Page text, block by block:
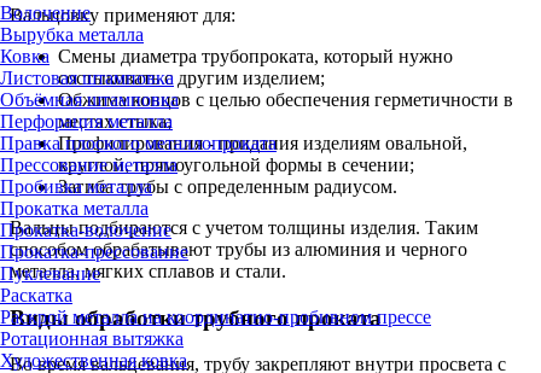
Волочение
Вырубка металла
Ковка
Листовая штамповка
Объёмная штамповка
Перфорация металла
Правка плоского металлопроката
Прессование металла
Пробивка металла
Прокатка металла
Прокатка-волочение
Прокатка-прессование
Пуклевание
Раскатка
Раскрой металла на координатно-пробивном прессе
Ротационная вытяжка
Художественная ковка
Вальцовку применяют для:
Смены диаметра трубопроката, который нужно
состыковать с другим изделием;
Обжима концов с целью обеспечения герметичности в
местах стыка;
Профилирования - придания изделиям овальной,
круглой, прямоугольной формы в сечении;
Загиба трубы с определенным радиусом.
Вальцы подбираются с учетом толщины изделия. Таким
способом обрабатывают трубы из алюминия и черного
металла, мягких сплавов и стали.
Виды обработки трубного проката
Во время вальцевания, трубу закрепляют внутри просвета с